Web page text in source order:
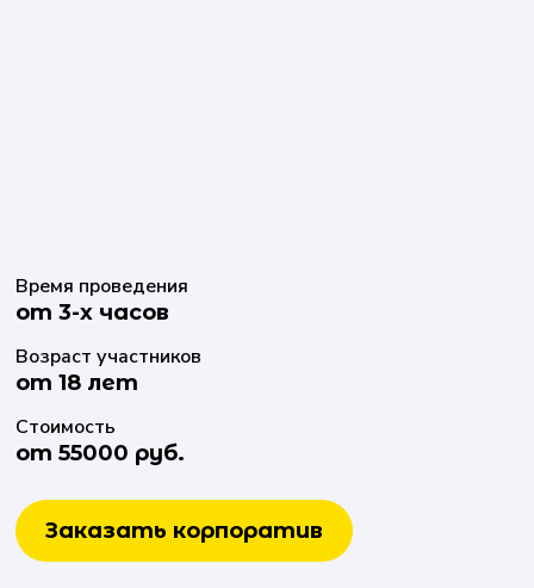
Время проведения
от 3-х часов
Возраст участников
от 18 лет
Стоимость
от 55000 руб.
Заказать корпоратив